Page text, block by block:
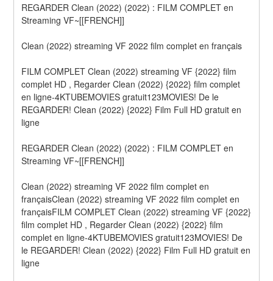
REGARDER Clean (2022) (2022) : FILM COMPLET en
Streaming VF~[[FRENCH]]
Clean (2022) streaming VF 2022 film complet en français
FILM COMPLET Clean (2022) streaming VF {2022} film
complet HD , Regarder Clean (2022) {2022} film complet
en ligne-4KTUBEMOVIES gratuit123MOVIES! De le
REGARDER! Clean (2022) {2022} Film Full HD gratuit en
ligne
REGARDER Clean (2022) (2022) : FILM COMPLET en
Streaming VF~[[FRENCH]]
Clean (2022) streaming VF 2022 film complet en
françaisClean (2022) streaming VF 2022 film complet en
françaisFILM COMPLET Clean (2022) streaming VF {2022}
film complet HD , Regarder Clean (2022) {2022} film
complet en ligne-4KTUBEMOVIES gratuit123MOVIES! De
le REGARDER! Clean (2022) {2022} Film Full HD gratuit en
ligne